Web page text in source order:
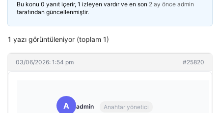
Bu konu 0 yanıt içerir, 1 izleyen vardır ve en son 2 ay önce admin
tarafından güncellenmiştir.
1 yazı görüntüleniyor (toplam 1)
03/06/2026: 1:54 pm #25820
A admin Anahtar yönetici